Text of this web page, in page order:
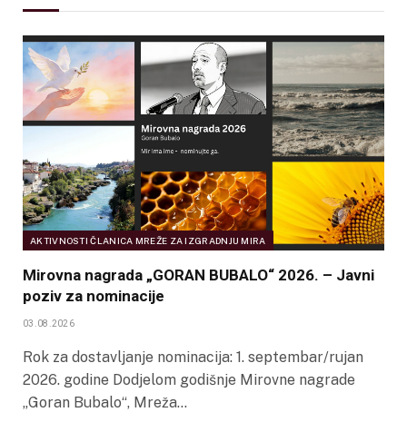
AKTIVNOSTI ČLANICA MREŽE ZA IZGRADNJU MIRA
Mirovna nagrada „GORAN BUBALO“ 2026. – Javni
poziv za nominacije
03.08.2026
Rok za dostavljanje nominacija: 1. septembar/rujan
2026. godine Dodjelom godišnje Mirovne nagrade
„Goran Bubalo“, Mreža…